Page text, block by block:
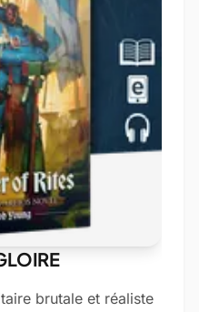
brutale et réaliste